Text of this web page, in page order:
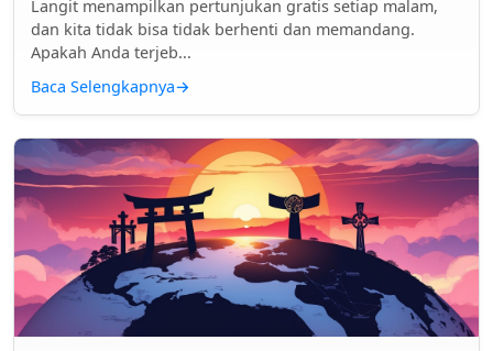
Langit menampilkan pertunjukan gratis setiap malam,
dan kita tidak bisa tidak berhenti dan memandang.
Apakah Anda terjeb...
Baca Selengkapnya→